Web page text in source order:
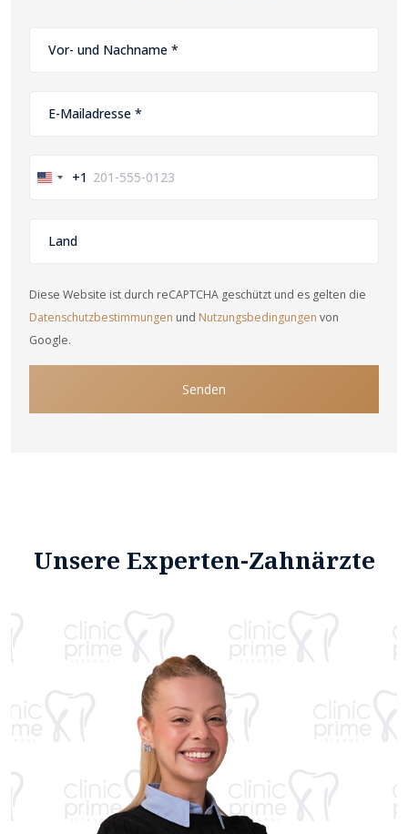
United+1
Diese Website ist durch reCAPTCHA geschützt und es gelten die
Datenschutzbestimmungen und Nutzungsbedingungen von
Google.
Senden
Unsere Experten-Zahnärzte